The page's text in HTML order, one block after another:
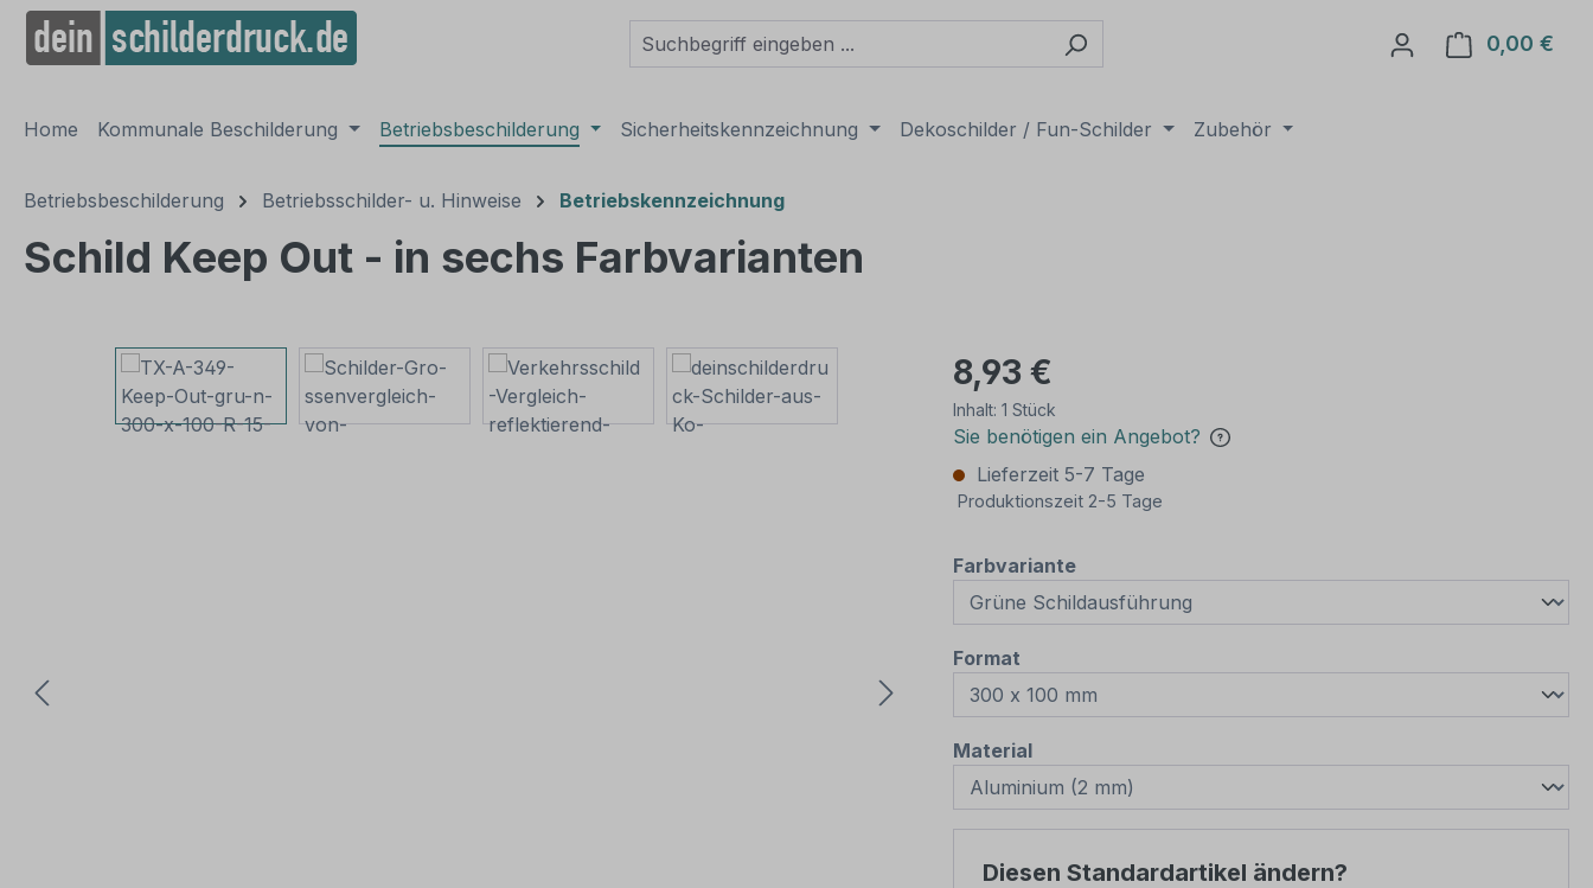
Zur Hauptnavigation springen
0,00 €
Home Kommunale Beschilderung Betriebsbeschilderung Sicherheitskennzeichnung Dekoschilder / Fun-Schilder Zubehör
Betriebsbeschilderung Betriebsschilder- u. Hinweise Betriebskennzeichnung
Schild Keep Out - in sechs Farbvarianten
Bildergalerie überspringen 8,93 €
Inhalt: 1 Stück
Sie benötigen ein Angebot?
Lieferzeit 5-7 Tage
Produktionszeit 2-5 Tage
Farbvarianteauswählen
Format
Materialauswählen
Diesen Standardartikel ändern?